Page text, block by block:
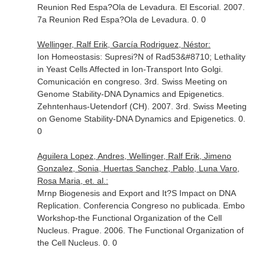
Reunion Red Espa?Ola de Levadura. El Escorial. 2007.
7a Reunion Red Espa?Ola de Levadura. 0. 0
Wellinger, Ralf Erik, García Rodriguez, Néstor:
Ion Homeostasis: Supresi?N of Rad53&#8710; Lethality
in Yeast Cells Affected in Ion-Transport Into Golgi.
Comunicación en congreso. 3rd. Swiss Meeting on
Genome Stability-DNA Dynamics and Epigenetics.
Zehntenhaus-Uetendorf (CH). 2007. 3rd. Swiss Meeting
on Genome Stability-DNA Dynamics and Epigenetics. 0.
0
Aguilera Lopez, Andres, Wellinger, Ralf Erik, Jimeno
Gonzalez, Sonia, Huertas Sanchez, Pablo, Luna Varo,
Rosa Maria, et. al.:
Mrnp Biogenesis and Export and It?S Impact on DNA
Replication. Conferencia Congreso no publicada. Embo
Workshop-the Functional Organization of the Cell
Nucleus. Prague. 2006. The Functional Organization of
the Cell Nucleus. 0. 0